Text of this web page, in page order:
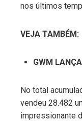
nos últimos
VEJA TAMBÉM:
GWM
No total
vendeu 28.482
impressionante